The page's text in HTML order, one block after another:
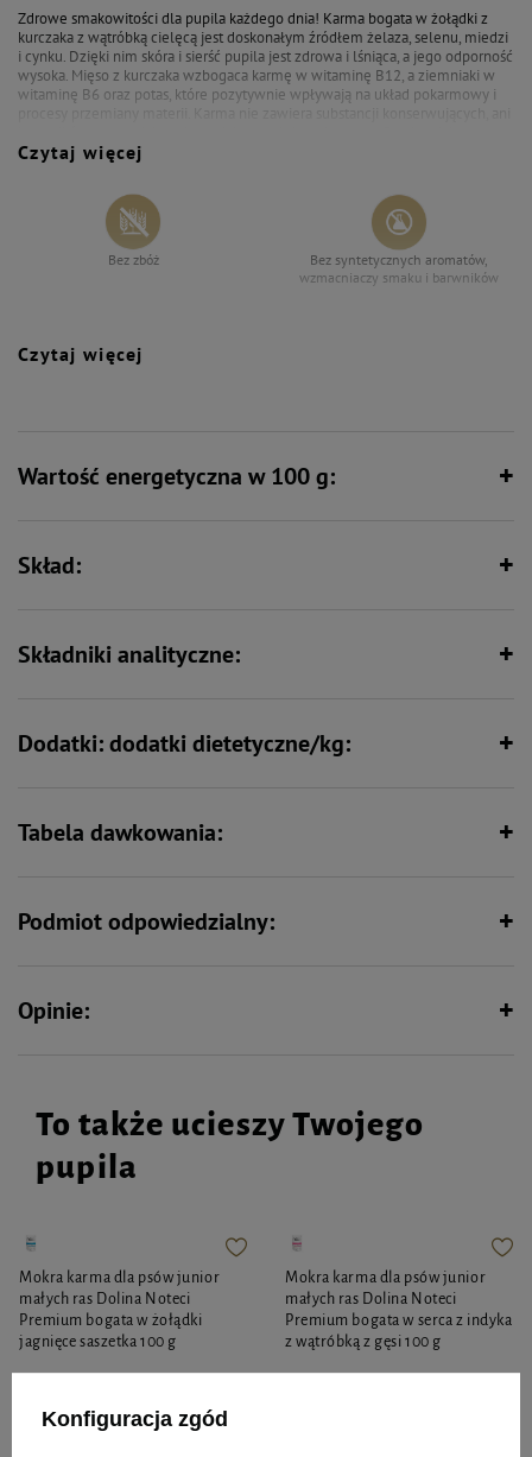
kurczaka z wątróbką cielęcą
zestaw 10 x 100 g
Zdrowe smakowitości dla pupila każdego dnia! Karma bogata w żołądki z
kurczaka z wątróbką cielęcą jest doskonałym źródłem żelaza, selenu, miedzi
i cynku. Dzięki nim skóra i sierść pupila jest zdrowa i lśniąca, a jego odporność
wysoka. Mięso z kurczaka wzbogaca karmę w witaminę B12, a ziemniaki w
witaminę B6 oraz potas, które pozytywnie wpływają na układ pokarmowy i
najedzony brzuszek Twojego pupila!
Czytaj więcej
Bez zbóż
Bez syntetycznych aromatów,
wzmacniaczy smaku i barwników
Formuła junior – wspiera intensywny
Wspiera florę bakteryjną jelit
Czytaj więcej
Wartość energetyczna w 100 g:
Skład:
Składniki analityczne:
Dodatki: dodatki dietetyczne/kg:
Tabela dawkowania:
Podmiot odpowiedzialny:
Opinie:
To także ucieszy Twojego
pupila
Mokra karma dla psów junior
małych ras Dolina Noteci
Premium bogata w żołądki
jagnięce saszetka 100 g
4,11 zł 41,10 zł / kg
Mokra karma dla psów junior
małych ras Dolina Noteci
Premium bogata w serca z indyka
z wątróbką z gęsi 100 g
Konfiguracja zgód